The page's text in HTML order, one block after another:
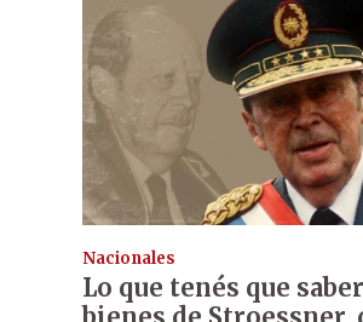
Nacionales
Lo que tenés que